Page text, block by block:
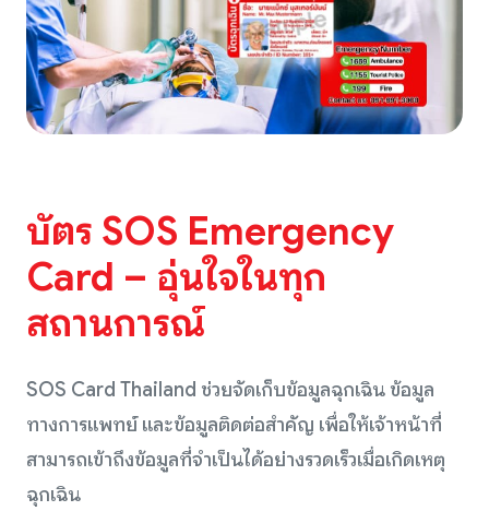
บัตร SOS Emergency
Card – อุ่นใจในทุก
สถานการณ์
SOS Card Thailand ช่วยจัดเก็บข้อมูลฉุกเฉิน ข้อมูล
ทางการแพทย์ และข้อมูลติดต่อสำคัญ เพื่อให้เจ้าหน้าที่
สามารถเข้าถึงข้อมูลที่จำเป็นได้อย่างรวดเร็วเมื่อเกิดเหตุ
ฉุกเฉิน